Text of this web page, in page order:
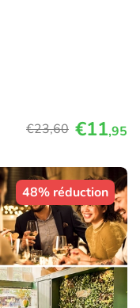
€23,60 €11,95
48% réduction